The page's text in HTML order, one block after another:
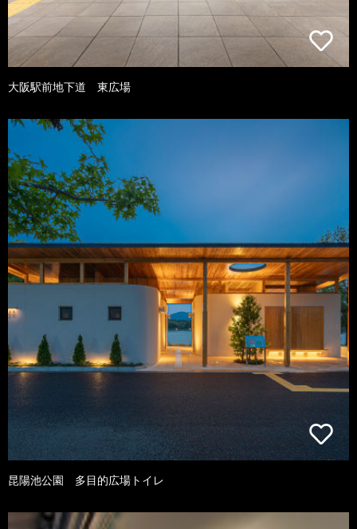
大阪駅前地下道 東広場
昆陽池公園 多目的広場トイレ